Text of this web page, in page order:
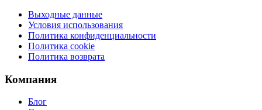
Выходные данные
Условия использования
Политика конфиденциальности
Политика cookie
Политика возврата
Компания
Блог